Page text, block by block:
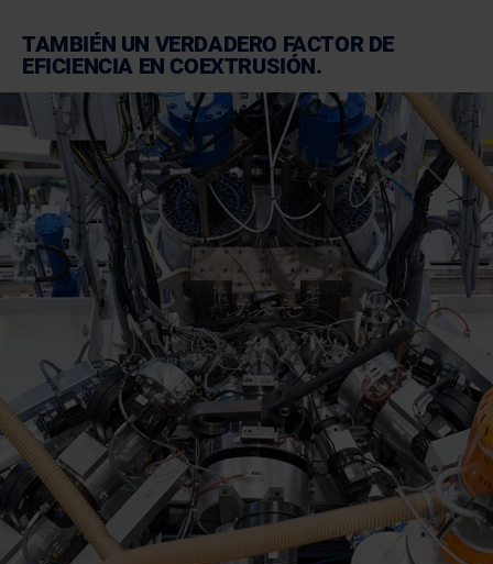
TAMBIÉN UN VERDADERO FACTOR DE
EFICIENCIA EN COEXTRUSIÓN.